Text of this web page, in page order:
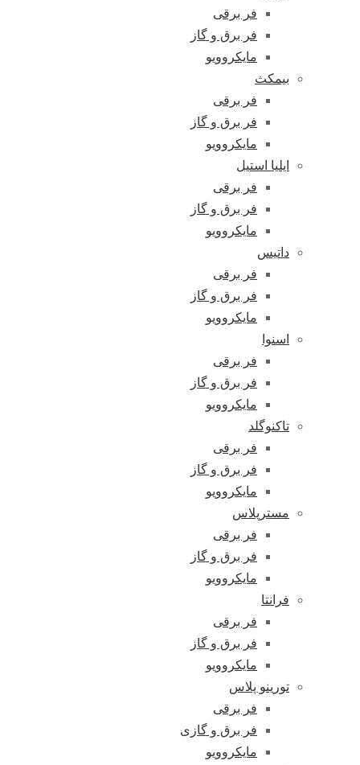
فر برقی
فر برق و گاز
مایکروویو
بیمکث
فر برقی
فر برق و گاز
مایکروویو
ایلیا استیل
فر برقی
فر برق و گاز
مایکروویو
داتیس
فر برقی
فر برق و گاز
مایکروویو
اسنوا
فر برقی
فر برق و گاز
مایکروویو
تاکنوگلد
فر برقی
فر برق و گاز
مایکروویو
مسترپلاس
فر برقی
فر برق و گاز
مایکروویو
فرانتا
فر برقی
فر برق و گاز
مایکروویو
تورینو پلاس
فر برقی
فر برق و گازی
مایکروویو